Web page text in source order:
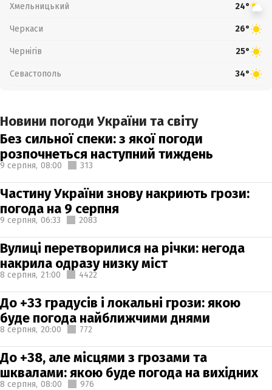
Хмельницький 24°
Черкаси 26°
Чернігів 25°
Севастополь 34°
Новини погоди України та світу
Без сильної спеки: з якої погоди
розпочнеться наступний тиждень
9 серпня, 08:00 313
Частину України знову накриють грози:
погода на 9 серпня
9 серпня, 06:33 2083
Вулиці перетворилися на річки: негода
накрила одразу низку міст
8 серпня, 21:00 4422
До +33 градусів і локальні грози: якою
буде погода найближчими днями
8 серпня, 20:00 772
До +38, але місцями з грозами та
шквалами: якою буде погода на вихідних
8 серпня, 08:00 976